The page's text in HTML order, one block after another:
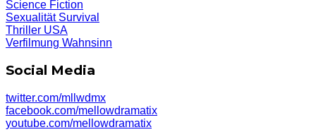
Science Fiction
Sexualität Survival
Thriller USA
Verfilmung Wahnsinn
Social Media
twitter.com/mllwdmx
facebook.com/mellowdramatix
youtube.com/mellowdramatix